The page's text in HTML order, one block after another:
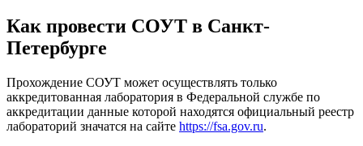
Как провести СОУТ в Санкт-
Петербурге
Прохождение СОУТ может осуществлять только
аккредитованная лаборатория в Федеральной службе по
аккредитации данные которой находятся официальный реестр
лабораторий значатся на сайте https://fsa.gov.ru.